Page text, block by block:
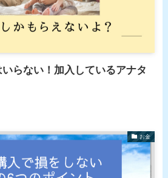
らない！加入しているアナタ
お金